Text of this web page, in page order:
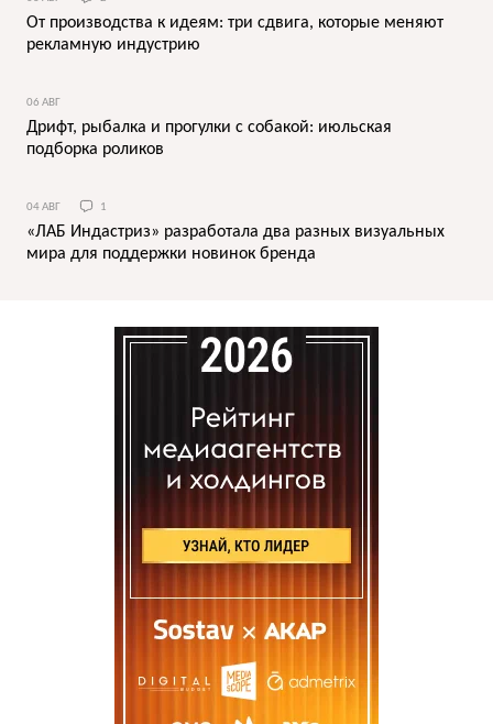
От производства к идеям: три сдвига, которые меняют
рекламную индустрию
06 АВГ
Дрифт, рыбалка и прогулки с собакой: июльская
подборка роликов
04 АВГ 1
«ЛАБ Индастриз» разработала два разных визуальных
мира для поддержки новинок бренда